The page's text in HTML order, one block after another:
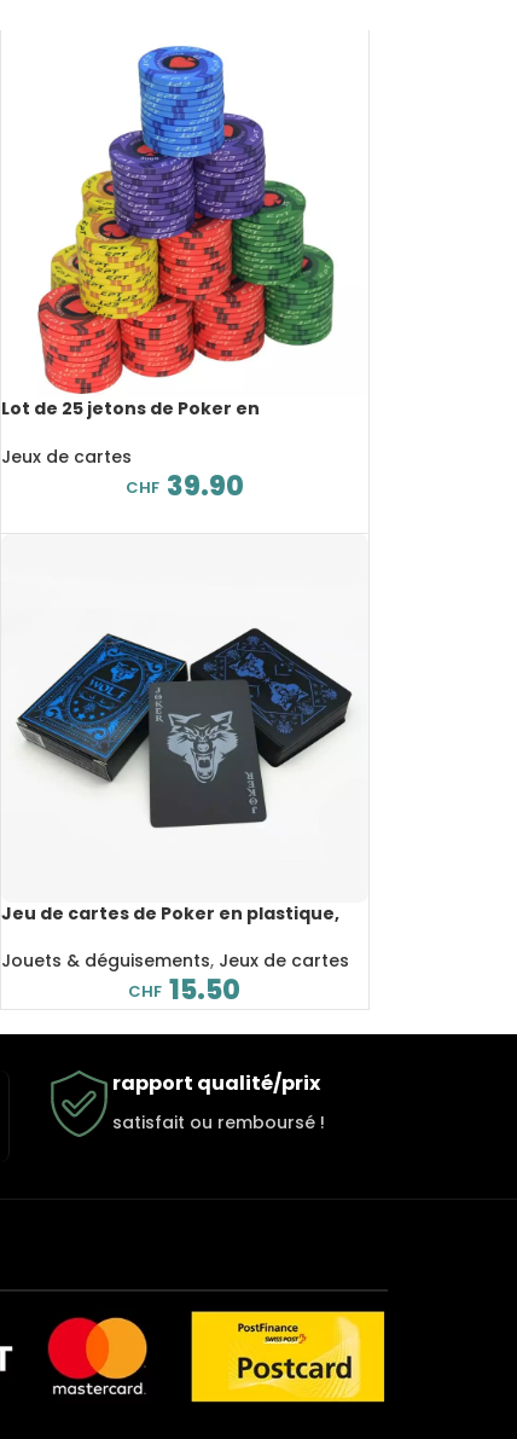
Lot de 25 jetons de Poker en
39 mm
Jeux de cartes
CHF 39.90
Jeu de cartes de Poker en plastique,
Jouets & déguisements, Jeux de cartes
CHF 15.50
rapport qualité/prix
satisfait ou remboursé !